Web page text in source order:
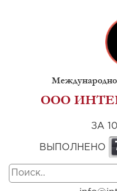
ООО
ЗА
ВЫПОЛНЕНО